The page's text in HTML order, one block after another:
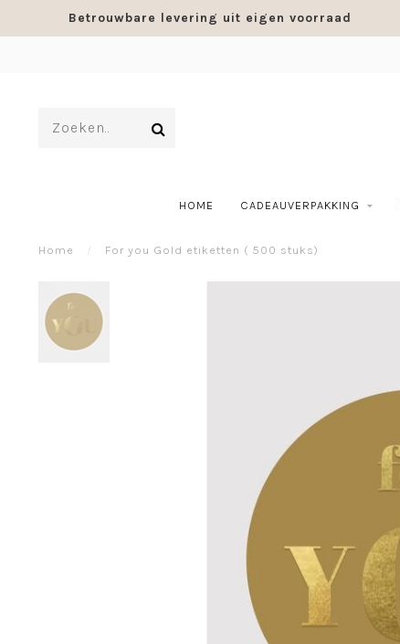
Betrouwbare levering uit eigen voorraad
HOME CADEAUVERPAKKING
Home / For you Gold etiketten ( 500 stuks)